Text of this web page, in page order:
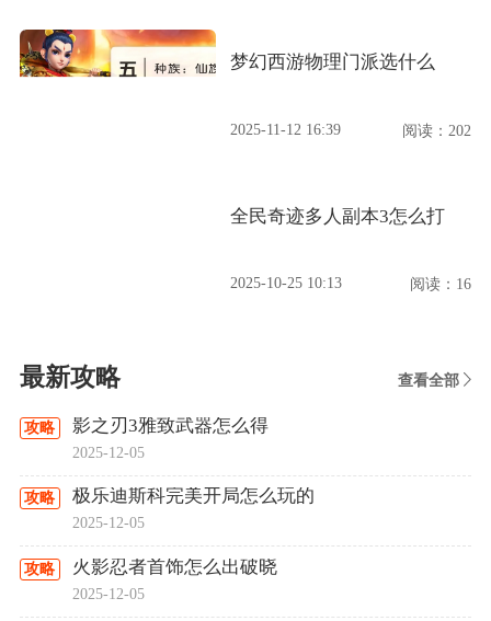
梦幻西游物理门派选什么
2025-11-12 16:39 阅读：202
全民奇迹多人副本3怎么打
2025-10-25 10:13 阅读：16
最新攻略 查看全部
攻略 影之刃3雅致武器怎么得
2025-12-05
攻略 极乐迪斯科完美开局怎么玩的
2025-12-05
攻略 火影忍者首饰怎么出破晓
2025-12-05